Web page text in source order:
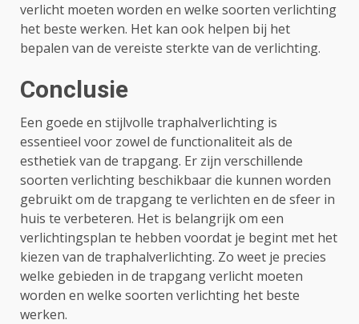
verlicht moeten worden en welke soorten verlichting
het beste werken. Het kan ook helpen bij het
bepalen van de vereiste sterkte van de verlichting.
Conclusie
Een goede en stijlvolle traphalverlichting is
essentieel voor zowel de functionaliteit als de
esthetiek van de trapgang. Er zijn verschillende
soorten verlichting beschikbaar die kunnen worden
gebruikt om de trapgang te verlichten en de sfeer in
huis te verbeteren. Het is belangrijk om een
verlichtingsplan te hebben voordat je begint met het
kiezen van de traphalverlichting. Zo weet je precies
welke gebieden in de trapgang verlicht moeten
worden en welke soorten verlichting het beste
werken.